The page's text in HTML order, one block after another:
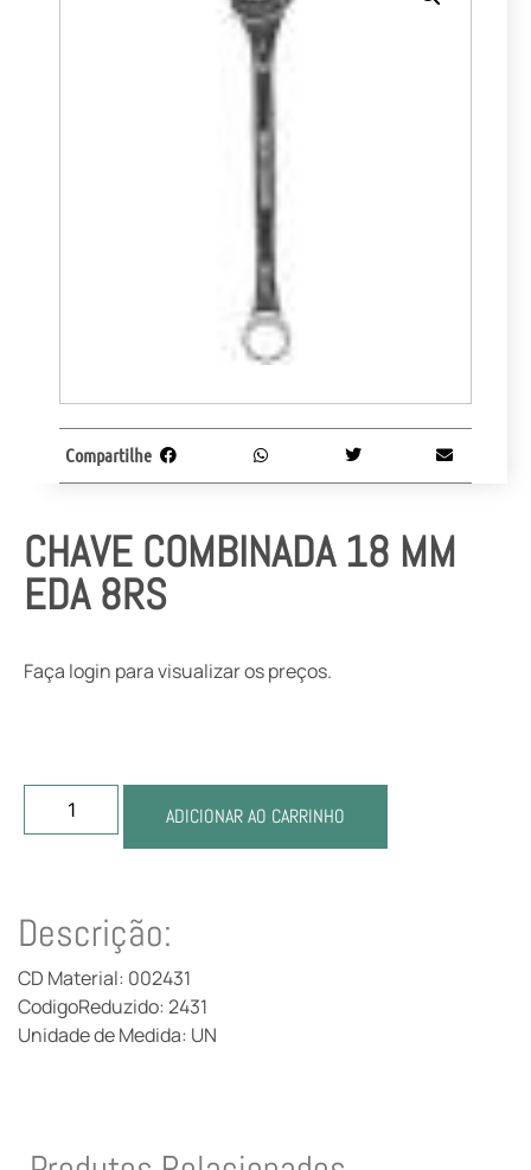
CHAVE COMBINADA 18 MM
EDA 8RS
Faça login para visualizar os preços.
ADICIONAR AO CARRINHO
Compartilhe
Descrição:
CD Material: 002431
CodigoReduzido: 2431
Unidade de Medida: UN